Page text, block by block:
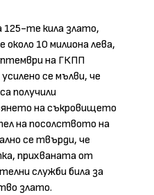
125-те кила злато,
10 милиона лева,
на ГКПП
се мълви, че
получили
на съкровището
на посолството на
се твърди, че
прихваната от
служби била за
злато.